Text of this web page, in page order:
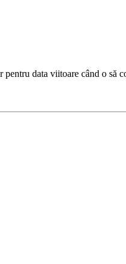
data viitoare când o să